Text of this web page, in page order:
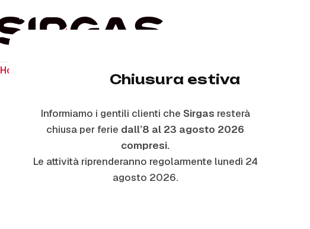
Chiusura estiva
Informiamo i gentili clienti che Sirgas resterà
chiusa per ferie dall’8 al 23 agosto 2026
compresi.
Le attività riprenderanno regolarmente lunedì 24
agosto 2026.
Home P5384 –